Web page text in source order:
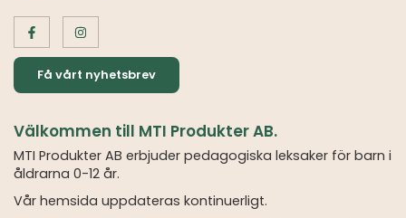
Få vårt nyhetsbrev
Välkommen till MTI Produkter AB.
MTI Produkter AB erbjuder pedagogiska leksaker för barn i
åldrarna 0-12 år.
Vår hemsida uppdateras kontinuerligt.